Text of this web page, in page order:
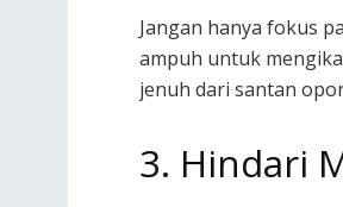
Jangan hanya fokus
ampuh untuk
jenuh dari santan
3. Hindari